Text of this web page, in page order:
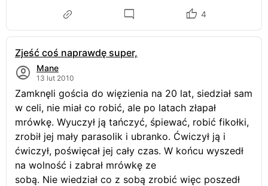
4
Zjeść coś naprawdę super,
Mane
13 lut 2010
Zamknęli gościa do więzienia na 20 lat, siedział sam
w celi, nie miał co robić, ale po latach złapał
mrówkę. Wyuczył ją tańczyć, śpiewać, robić fikołki,
zrobił jej mały parasolik i ubranko. Ćwiczył ją i
ćwiczył, poświęcał jej cały czas. W końcu wyszedł
na wolność i zabrał mrówkę ze
sobą. Nie wiedział co z sobą zrobić więc poszedł